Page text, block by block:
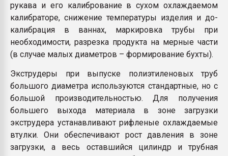
рукава и его калибрование в сухом охлаждаемом
калибраторе, снижение температуры изделия и до-
калибрация в ваннах, маркировка трубы при
необходимости, разрезка продукта на мерные части
(в случае малых диаметров – формирование бухты).
Экструдеры при выпуске полиэтиленовых труб
большого диаметра используются стандартные, но с
большой производительностью. Для получения
большего выхода материала в зоне загрузки
экструдера устанавливают рифленые охлаждаемые
втулки. Они обеспечивают рост давления в зоне
загрузки, а весь оставшийся цилиндр и трубная